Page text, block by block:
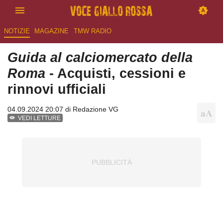
NOTIZIE MAGAZINE TMW RADIO
Guida al calciomercato della
Roma - Acquisti, cessioni e
rinnovi ufficiali
04.09.2024 20:07 di Redazione VG
VEDI LETTURE